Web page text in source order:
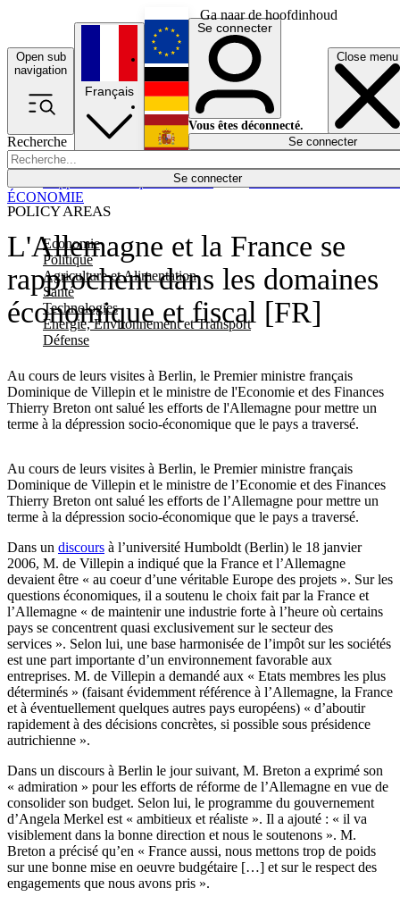
Ga naar de hoofdinhoud
Open sub
navigation
Close menu
Recherche
Se connecter
POLICY AREAS
Economie
Politique
Agriculture et Alimentation
Santé
Technologies
Energie, Environnement et Transport
Défense
Économie
Français
English
Deutsch
Español
Se connecter
Vous êtes déconnecté.
Se connecter
L'Allemagne et la France se
rapprochent dans les domaines
économique et fiscal [FR]
Au cours de leurs visites à Berlin, le Premier ministre français
Dominique de Villepin et le ministre de l'Economie et des Finances
Thierry Breton ont salué les efforts de l'Allemagne pour mettre un
terme à la dépression socio-économique que le pays a traversé.
ÉCONOMIE
Au cours de leurs visites à Berlin, le Premier ministre français
Dominique de Villepin et le ministre de l’Economie et des Finances
Thierry Breton ont salué les efforts de l’Allemagne pour mettre un
terme à la dépression socio-économique que le pays a traversé.
Dans un discours à l’université Humboldt (Berlin) le 18 janvier
2006, M. de Villepin a indiqué que la France et l’Allemagne
devaient être « au coeur d’une véritable Europe des projets ». Sur les
questions économiques, il a soutenu le choix fait par la France et
l’Allemagne « de maintenir une industrie forte à l’heure où certains
pays se concentrent quasi exclusivement sur le secteur des
services ». Selon lui, une base harmonisée de l’impôt sur les sociétés
est une part importante d’un environnement favorable aux
entreprises. M. de Villepin a demandé aux « Etats membres les plus
déterminés » (faisant évidemment référence à l’Allemagne, la France
et à éventuellement quelques autres pays européens) « d’aboutir
rapidement à des décisions concrètes, si possible sous présidence
autrichienne ».
Dans un discours à Berlin le jour suivant, M. Breton a exprimé son
« admiration » pour les efforts de réforme de l’Allemagne en vue de
consolider son budget. Selon lui, le programme du gouvernement
d’Angela Merkel est « ambitieux et réaliste ». Il a ajouté : « il va
visiblement dans la bonne direction et nous le soutenons ». M.
Breton a précisé qu’en « France aussi, nous mettons trop de poids
sur une bonne mise en oeuvre budgétaire […] et sur le respect des
engagements que nous avons pris ».